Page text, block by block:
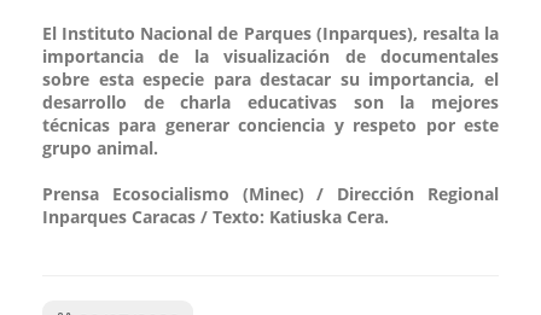
El Instituto Nacional de Parques (Inparques), resalta la
importancia de la visualización de documentales
sobre esta especie para destacar su importancia, el
desarrollo de charla educativas son la mejores
técnicas para generar conciencia y respeto por este
grupo animal.
Prensa Ecosocialismo (Minec) / Dirección Regional
Inparques Caracas / Texto: Katiuska Cera.